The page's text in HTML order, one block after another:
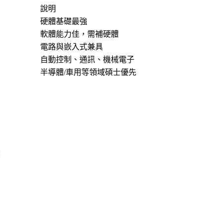
說明
硬體基礎最強
軟體能力佳，需補硬體
電路與嵌入式兼具
自動控制、通訊、機械電子
半導體/車用等領域碩士優先